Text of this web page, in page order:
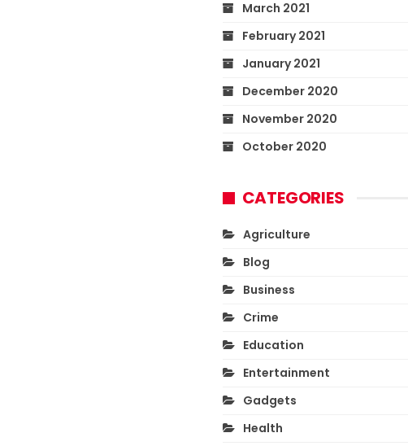
March 2021
February 2021
January 2021
December 2020
November 2020
October 2020
CATEGORIES
Agriculture
Blog
Business
Crime
Education
Entertainment
Gadgets
Health